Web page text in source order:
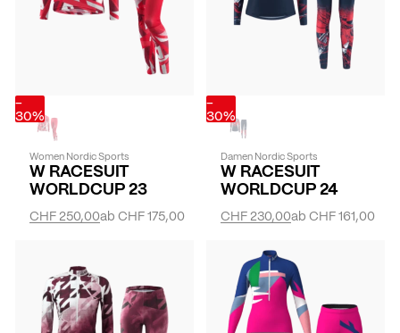
-
30%
Women Nordic Sports
W RACESUIT
WORLDCUP 23
abCHF 175,00
CHF 250,00
-
30%
Damen Nordic Sports
W RACESUIT
WORLDCUP 24
abCHF 161,00
CHF 230,00